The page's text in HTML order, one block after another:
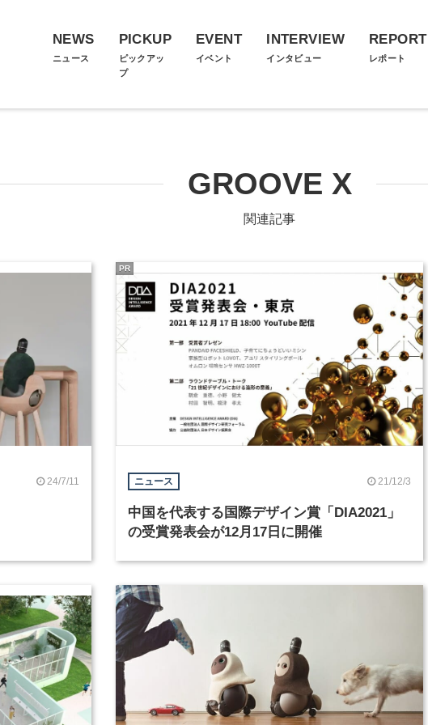
NEWS
ニュース
PICKUP
ピックアッ
プ
EVENT
イベント
INTERVIEW
インタビュー
REPORT
レポート
GROOVE X
関連記事
24/7/11 ニュース 21/12/3
中国を代表する国際デザイン賞「DIA2021」
の受賞発表会が12月17日に開催
PR